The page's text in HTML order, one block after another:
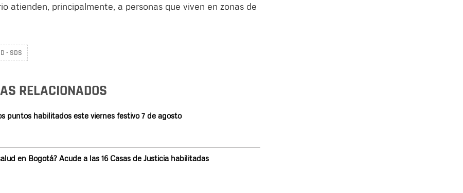
atienden, principalmente, a personas que viven en zonas de
- SDS
RELACIONADOS
puntos habilitados este viernes festivo 7 de agosto
en Bogotá? Acude a las 16 Casas de Justicia habilitadas